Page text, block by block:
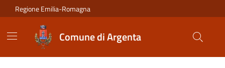
Vai ai contenuti
Vai al footer
Regione Emilia-Romagna
Comune di Argenta